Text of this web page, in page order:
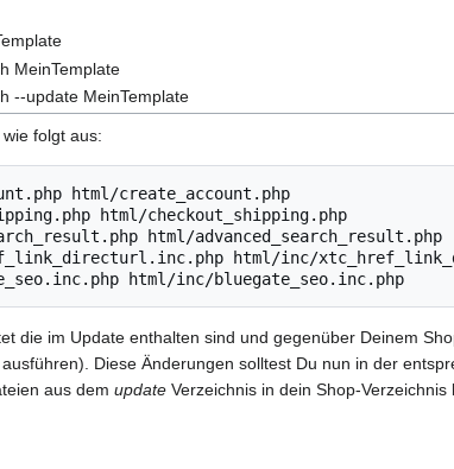
MeinTemplate
--update MeinTemplate
folgt aus:
html/create_account.php
html/checkout_shipping.php
html/advanced_search_result.php
html/inc/
html/inc/bluegate_seo.inc.php
die im Update enthalten sind und gegenüber Deinem
Diese Änderungen solltest Du nun in der
aus dem update Verzeichnis in dein Shop-